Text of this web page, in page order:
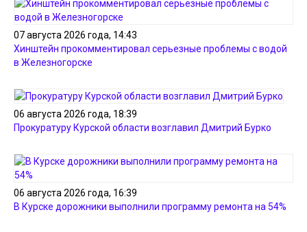
07 августа 2026 года, 14:43
Хинштейн прокомментировал серьезные проблемы с водой
в Железногорске
06 августа 2026 года, 18:39
Прокуратуру Курской области возглавил Дмитрий Бурко
06 августа 2026 года, 16:39
В Курске дорожники выполнили программу ремонта на 54%